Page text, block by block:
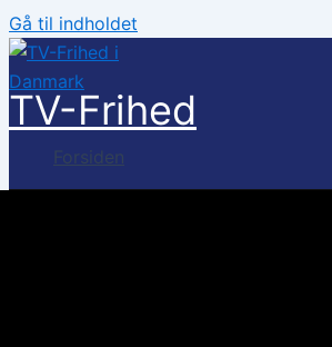
Gå til indholdet
TV-Frihed